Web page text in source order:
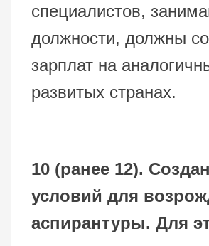
специалистов,
должности, должны
зарплат на
развитых странах.
10 (ранее 12).
условий для
аспирантуры. Для